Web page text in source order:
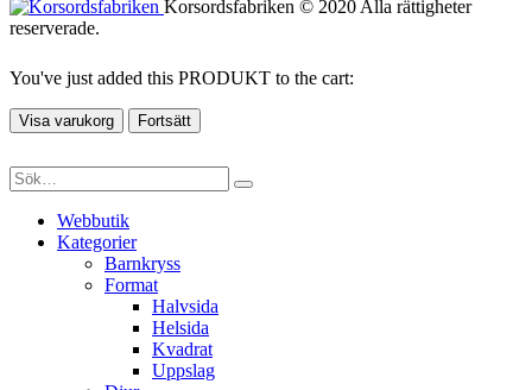
Korsordsfabriken © 2020 Alla rättigheter
reserverade.
You've just added this PRODUKT to the cart:
Visa varukorg Fortsätt
Webbutik
Kategorier
Barnkryss
Format
Halvsida
Helsida
Kvadrat
Uppslag